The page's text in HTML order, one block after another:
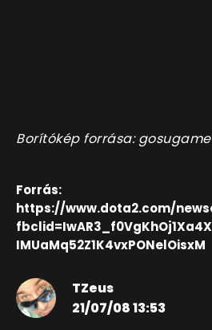
Borítókép forrása:
Forrás:
https://www.dota2.com/
IMUaMq52Z1K4vxPONelOisxM
TZeus
21/07/08 13:53